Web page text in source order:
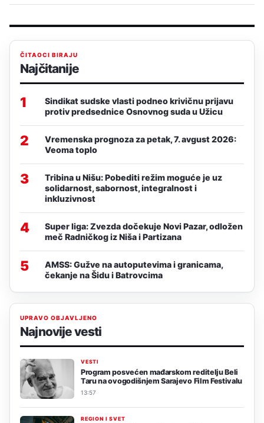
ČITAOCI BIRAJU
Najčitanije
1
Sindikat sudske vlasti podneo krivičnu prijavu
protiv predsednice Osnovnog suda u Užicu
2
Vremenska prognoza za petak, 7. avgust 2026:
Veoma toplo
3
Tribina u Nišu: Pobediti režim moguće je uz
solidarnost, sabornost, integralnost i
inkluzivnost
4
Super liga: Zvezda dočekuje Novi Pazar, odložen
meč Radničkog iz Niša i Partizana
5
AMSS: Gužve na autoputevima i granicama,
čekanje na Šidu i Batrovcima
UPRAVO OBJAVLJENO
Najnovije vesti
VESTI
Program posvećen mađarskom reditelju Beli
Taru na ovogodišnjem Sarajevo Film Festivalu
13:57
REGION I SVET